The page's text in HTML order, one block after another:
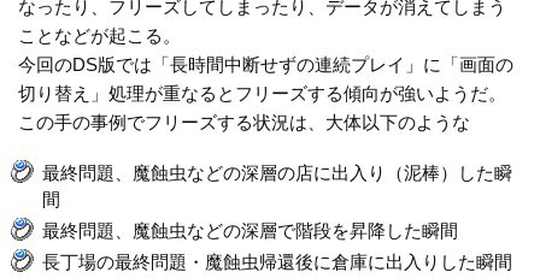
なったり、フリーズしてしまったり、データが消えてしまう
ことなどが起こる。
今回のDS版では「長時間中断せずの連続プレイ」に「画面の
切り替え」処理が重なるとフリーズする傾向が強いようだ。
この手の事例でフリーズする状況は、大体以下のような
最終問題、魔蝕虫などの深層の店に出入り（泥棒）した瞬
間
最終問題、魔蝕虫などの深層で階段を昇降した瞬間
長丁場の最終問題・魔蝕虫帰還後に倉庫に出入りした瞬間